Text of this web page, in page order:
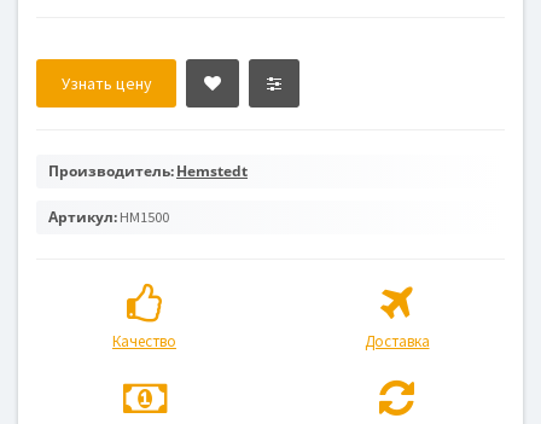
Узнать цену
Производитель:Hemstedt
Артикул: HM1500
Качество Доставка